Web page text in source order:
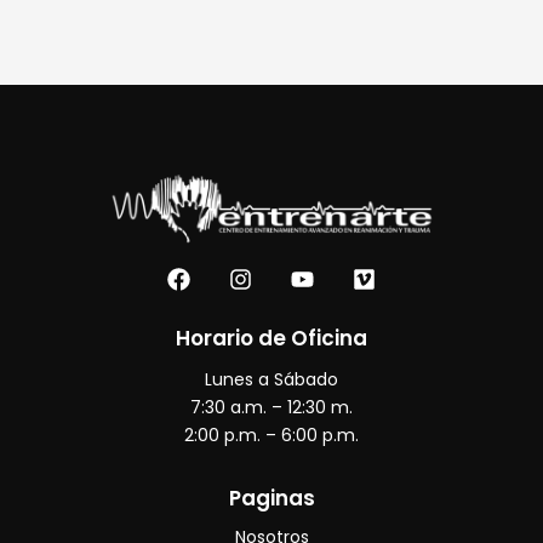
F
a
e
o
k
I
n
t
g
r
a
Y
o
t
b
e
V
i
e
Horario de Oficina
Lunes a Sábado
7:30 a.m. – 12:30 m.
2:00 p.m. – 6:00 p.m.
Paginas
Nosotros